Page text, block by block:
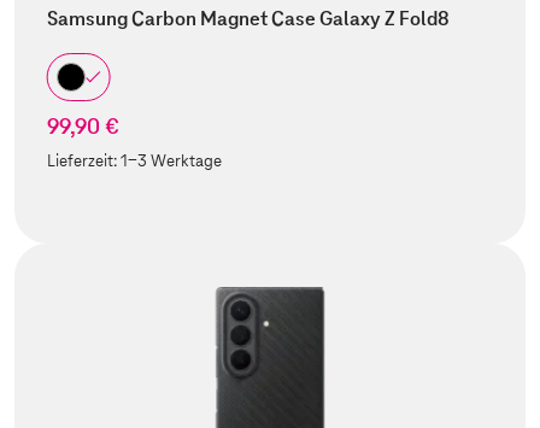
Samsung Carbon Magnet Case Galaxy Z Fold8
99,90 €
Lieferzeit:1-3 Werktage